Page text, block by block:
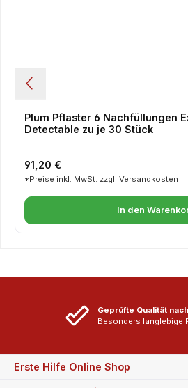
Plum Pflaster 6 Nachfüllungen
Detectable zu je 30 Stück
Regulärer Preis:
91,20 €
*Preise inkl. MwSt. zzgl. Versandkosten
In den
Geprüfte Qualität
Besonders langlebige
Erste Hilfe Online Shop